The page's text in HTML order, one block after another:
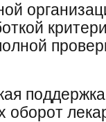
оборот